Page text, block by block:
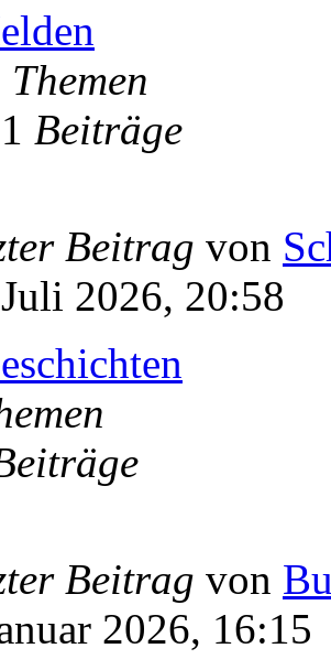
Themen
Beiträge
Beitrag von
2026, 20:58
Beitrag von
2026, 16:15